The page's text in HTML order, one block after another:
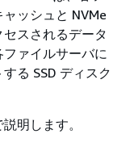
ッシュと NVMe
スされるデータ
ァイルサーバに
る SSD ディスク
明します。